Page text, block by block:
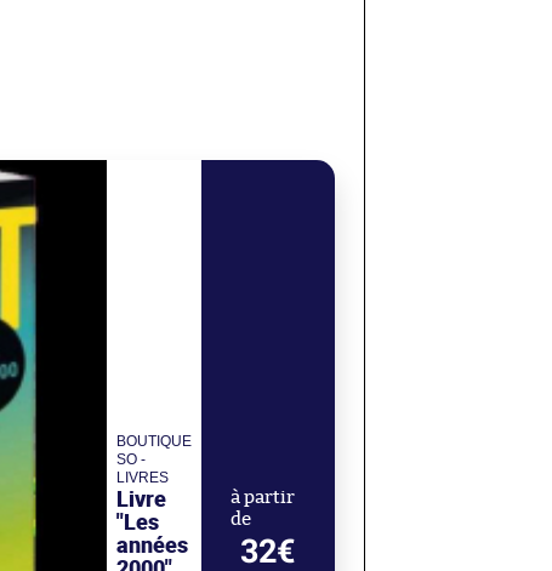
BOUTIQUE
SO -
LIVRES
Livre
"Les
années
à partir
de
32€